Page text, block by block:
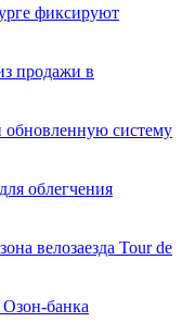
фиксируют
продажи в
обновленную систему
облегчения
велозаезда Tour de
банка